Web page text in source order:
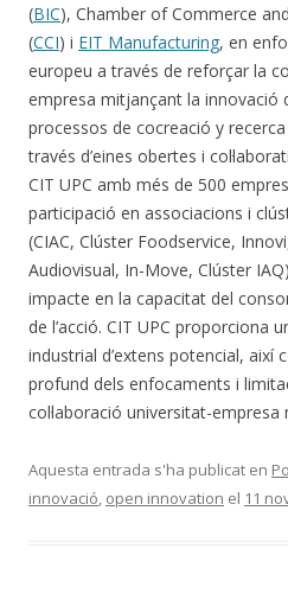
(BIC), Chamber of Commerce
(CCI) i EIT Manufacturing, en
europeu a través de reforçar la
empresa mitjançant la innovació
processos de cocreació y
través d’eines obertes i
CIT UPC amb més de 500
participació en associacions i
(CIAC, Clúster Foodservice,
Audiovisual, In-Move, Clúster
impacte en la capacitat del
de l’acció. CIT UPC proporciona
industrial d’extens potencial, així
profund dels enfocaments i
col·laboració universitat-empresa
Aquesta entrada s'ha publicat en
innovació, open innovation el 11